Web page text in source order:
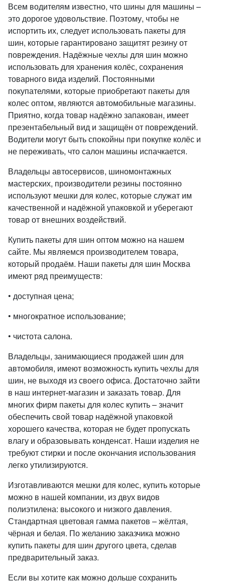
Всем водителям известно, что шины для машины –
это дорогое удовольствие. Поэтому, чтобы не
испортить их, следует использовать пакеты для
шин, которые гарантировано защитят резину от
повреждения. Надёжные чехлы для шин можно
использовать для хранения колёс, сохранения
товарного вида изделий. Постоянными
покупателями, которые приобретают пакеты для
колес оптом, являются автомобильные магазины.
Приятно, когда товар надёжно запакован, имеет
презентабельный вид и защищён от повреждений.
Водители могут быть спокойны при покупке колёс и
не переживать, что салон машины испачкается.
Владельцы автосервисов, шиномонтажных
мастерских, производители резины постоянно
используют мешки для колес, которые служат им
качественной и надёжной упаковкой и уберегают
товар от внешних воздействий.
Купить пакеты для шин оптом можно на нашем
сайте. Мы являемся производителем товара,
который продаём. Наши пакеты для шин Москва
имеют ряд преимуществ:
• доступная цена;
• многократное использование;
• чистота салона.
Владельцы, занимающиеся продажей шин для
автомобиля, имеют возможность купить чехлы для
шин, не выходя из своего офиса. Достаточно зайти
в наш интернет-магазин и заказать товар. Для
многих фирм пакеты для колес купить – значит
обеспечить свой товар надёжной упаковкой
хорошего качества, которая не будет пропускать
влагу и образовывать конденсат. Наши изделия не
требуют стирки и после окончания использования
легко утилизируются.
Изготавливаются мешки для колес, купить которые
можно в нашей компании, из двух видов
полиэтилена: высокого и низкого давления.
Стандартная цветовая гамма пакетов – жёлтая,
чёрная и белая. По желанию заказчика можно
купить пакеты для шин другого цвета, сделав
предварительный заказ.
Если вы хотите как можно дольше сохранить